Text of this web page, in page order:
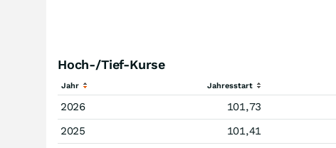
Hoch-/Tief-Kurse
Jahr Jahresstart
2026 101,73
2025
101,41